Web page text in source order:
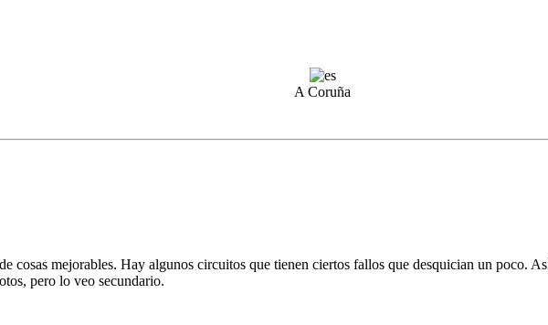
A Coruña
cosas mejorables. Hay algunos circuitos que tienen ciertos fallos que desquician un poco.
pero lo veo secundario.